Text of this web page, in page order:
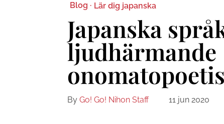
Blog · Lär dig japanska
Japanska
ljudhärmande
By Go! Go! Nihon Staff 11 jun 2020